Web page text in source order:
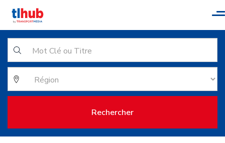
Rechercher